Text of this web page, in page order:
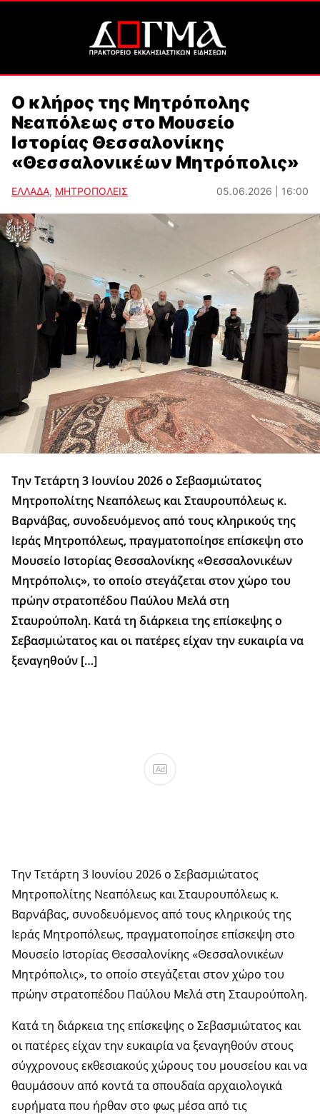
Ο κλήρος της Μητρόπολης
Νεαπόλεως στο Μουσείο
Ιστορίας Θεσσαλονίκης
«Θεσσαλονικέων Μητρόπολις»
ΕΛΛΑΔΑ, ΜΗΤΡΟΠΟΛΕΙΣ 05.06.2026 | 16:00
Την Τετάρτη 3 Ιουνίου 2026 ο Σεβασμιώτατος
Μητροπολίτης Νεαπόλεως και Σταυρουπόλεως κ.
Βαρνάβας, συνοδευόμενος από τους κληρικούς της
Ιεράς Μητροπόλεως, πραγματοποίησε επίσκεψη στο
Μουσείο Ιστορίας Θεσσαλονίκης «Θεσσαλονικέων
Μητρόπολις», το οποίο στεγάζεται στον χώρο του
πρώην στρατοπέδου Παύλου Μελά στη
Σταυρούπολη. Κατά τη διάρκεια της επίσκεψης ο
Σεβασμιώτατος και οι πατέρες είχαν την ευκαιρία να
ξεναγηθούν […]
Ad
Την Τετάρτη 3 Ιουνίου 2026 ο Σεβασμιώτατος
Μητροπολίτης Νεαπόλεως και Σταυρουπόλεως κ.
Βαρνάβας, συνοδευόμενος από τους κληρικούς της
Ιεράς Μητροπόλεως, πραγματοποίησε επίσκεψη στο
Μουσείο Ιστορίας Θεσσαλονίκης «Θεσσαλονικέων
Μητρόπολις», το οποίο στεγάζεται στον χώρο του
πρώην στρατοπέδου Παύλου Μελά στη Σταυρούπολη.
Κατά τη διάρκεια της επίσκεψης ο Σεβασμιώτατος και
οι πατέρες είχαν την ευκαιρία να ξεναγηθούν στους
σύγχρονους εκθεσιακούς χώρους του μουσείου και να
θαυμάσουν από κοντά τα σπουδαία αρχαιολογικά
ευρήματα που ήρθαν στο φως μέσα από τις